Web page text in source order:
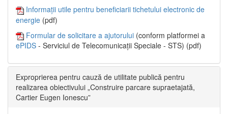
Informații utile pentru beneficiarii tichetului electronic de
energie (pdf)
Formular de solicitare a ajutorului (conform platformei a
ePIDS - Serviciul de Telecomunicații Speciale - STS) (pdf)
Exproprierea pentru cauză de utilitate publică pentru
realizarea obiectivului „Construire parcare supraetajată,
Cartier Eugen Ionescu”